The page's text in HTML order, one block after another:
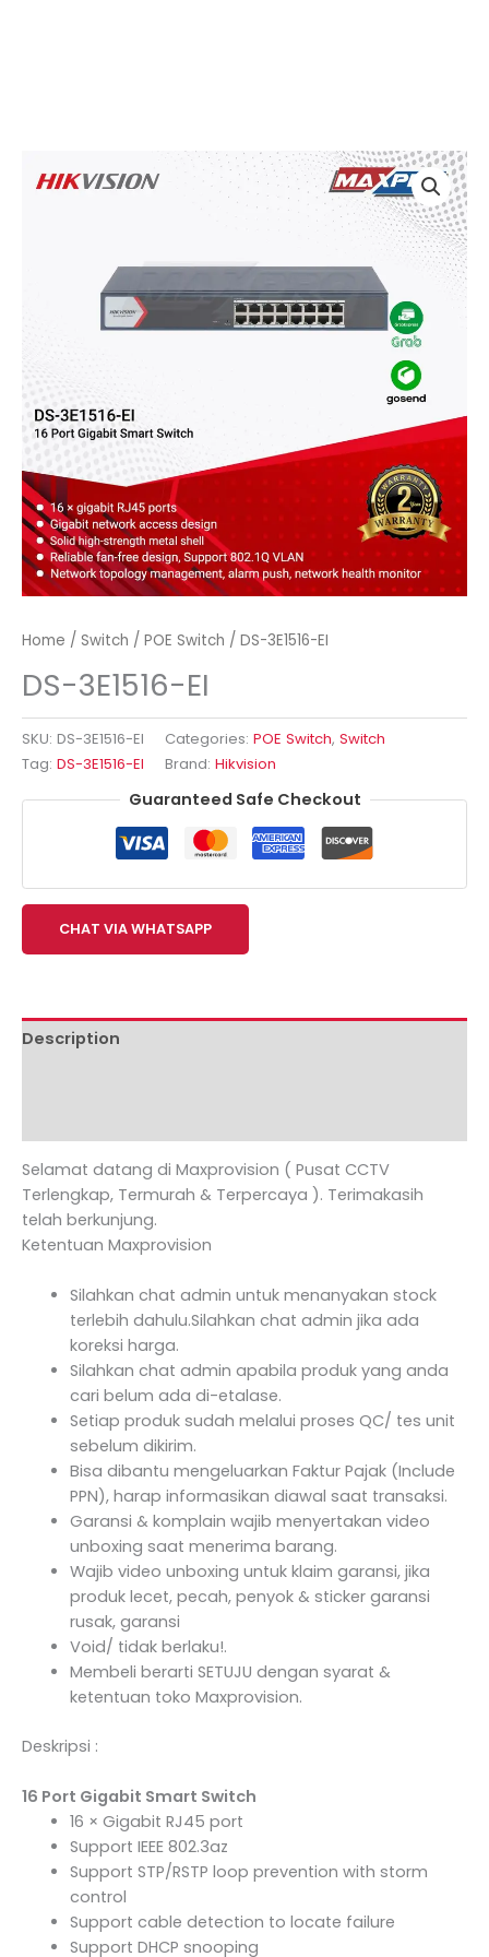
Home / Switch / POE Switch / DS-3E1516-EI
DS-3E1516-EI
SKU: DS-3E1516-EI Categories: POE Switch, Switch
Tag: DS-3E1516-EI Brand: Hikvision
Guaranteed Safe Checkout
CHAT VIA WHATSAPP
Description
Selamat datang di Maxprovision ( Pusat CCTV
Terlengkap, Termurah & Terpercaya ). Terimakasih
telah berkunjung.
Ketentuan Maxprovision
Silahkan chat admin untuk menanyakan stock
terlebih dahulu.Silahkan chat admin jika ada
koreksi harga.
Silahkan chat admin apabila produk yang anda
cari belum ada di-etalase.
Setiap produk sudah melalui proses QC/ tes unit
sebelum dikirim.
Bisa dibantu mengeluarkan Faktur Pajak (Include
PPN), harap informasikan diawal saat transaksi.
Garansi & komplain wajib menyertakan video
unboxing saat menerima barang.
Wajib video unboxing untuk klaim garansi, jika
produk lecet, pecah, penyok & sticker garansi
rusak, garansi
Void/ tidak berlaku!.
Membeli berarti SETUJU dengan syarat &
ketentuan toko Maxprovision.
Deskripsi :
16 Port Gigabit Smart Switch
16 × Gigabit RJ45 port
Support IEEE 802.3az
Support STP/RSTP loop prevention with storm
control
Support cable detection to locate failure
Support DHCP snooping